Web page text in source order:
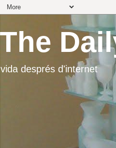
The
vida després d'internet